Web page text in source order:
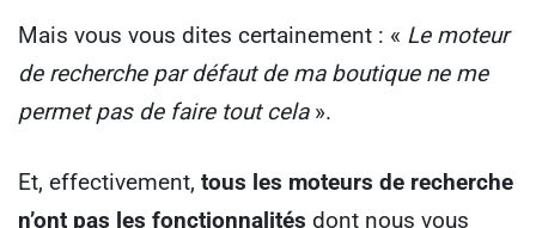
Mais vous vous dites certainement : « Le moteur
de recherche par défaut de ma boutique ne me
permet pas de faire tout cela».
Et, effectivement, tous les moteurs de recherche
n’ont pas les fonctionnalités dont nous vous